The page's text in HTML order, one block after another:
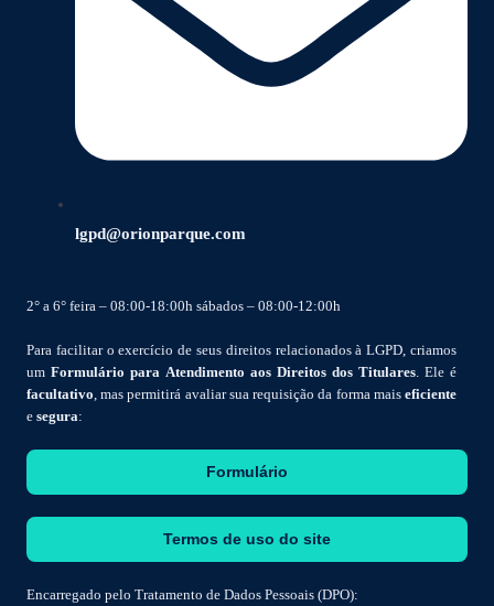
lgpd@orionparque.com
2° a 6° feira – 08:00-18:00h sábados – 08:00-12:00h
Para facilitar o exercício de seus direitos relacionados à LGPD, criamos
um Formulário para Atendimento aos Direitos dos Titulares . Ele é
facultativo , mas permitirá avaliar sua requisição da forma mais eficiente
e segura:
Formulário
Termos de uso do site
Encarregado pelo Tratamento de Dados Pessoais (DPO):